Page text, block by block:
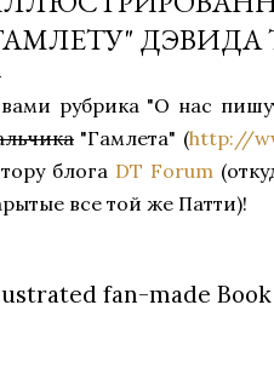
рубрика "О нас
"Гамлета" (http://
блога DT Forum
все той же Патти)!
fan-made Book